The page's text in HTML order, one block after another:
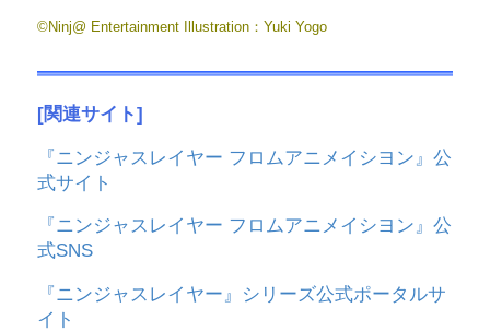
©Ninj@ Entertainment Illustration：Yuki Yogo
[関連サイト]
『ニンジャスレイヤー フロムアニメイシヨン』公
式サイト
『ニンジャスレイヤー フロムアニメイシヨン』公
式SNS
『ニンジャスレイヤー』シリーズ公式ポータルサ
イト